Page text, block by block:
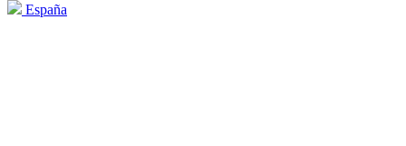
España